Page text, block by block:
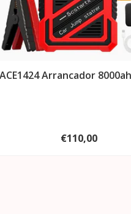
Arrancador
€110,00